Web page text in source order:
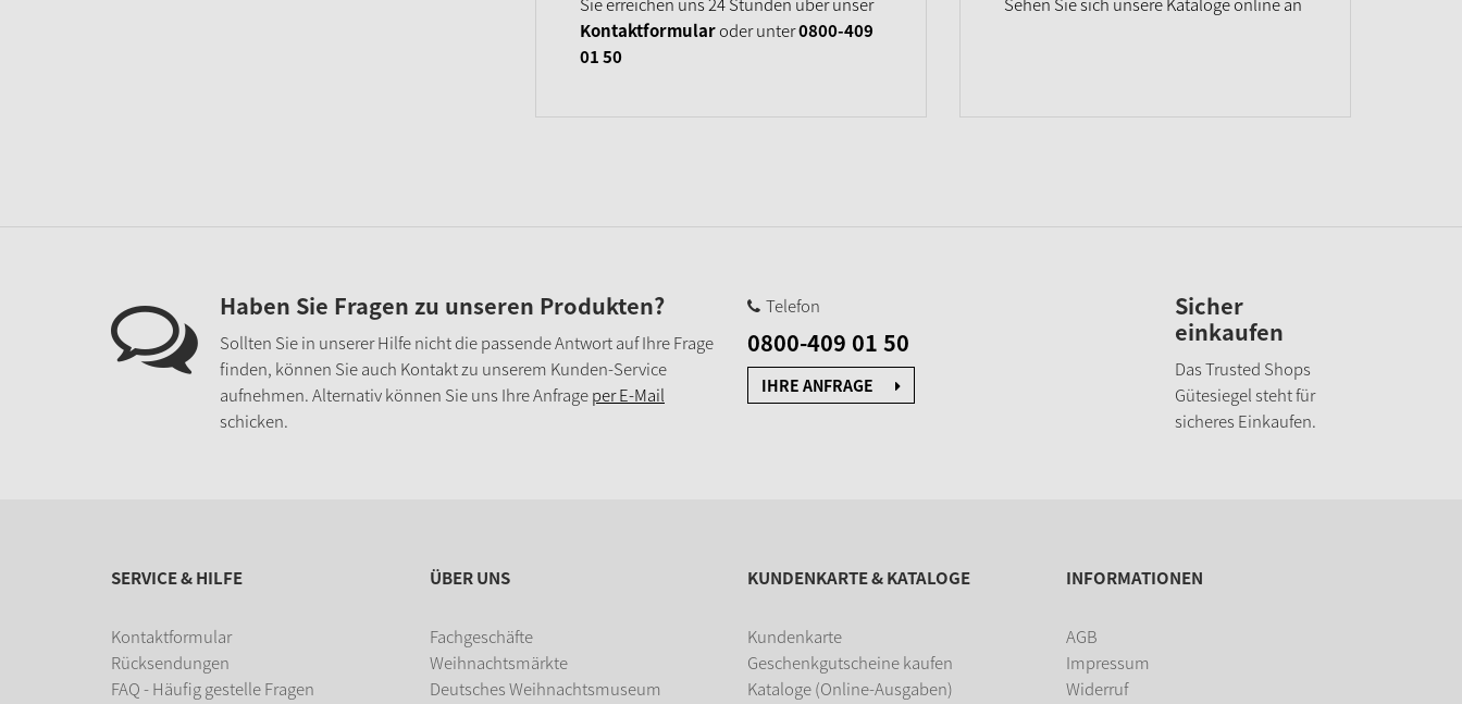
Kontaktformularoder unter0800-409
01 50
Haben Sie Fragen zu unseren Produkten?
Sollten Sie in unserer Hilfe nicht die passende Antwort auf Ihre Frage
finden, können Sie auch Kontakt zu unserem Kunden-Service
aufnehmen. Alternativ können Sie uns Ihre Anfrageper E-Mail
schicken.
Telefon
0800-409 01 50
IHRE ANFRAGE
Sicher
einkaufen
Das Trusted Shops
Gütesiegel steht für
sicheres Einkaufen.
SERVICE & HILFE
Kontaktformular
Rücksendungen
FAQ - Häufig gestelle Fragen
ÜBER UNS
Fachgeschäfte
Weihnachtsmärkte
Deutsches Weihnachtsmuseum
KUNDENKARTE & KATALOGE
Kundenkarte
Geschenkgutscheine kaufen
Kataloge (Online-Ausgaben)
INFORMATIONEN
AGB
Impressum
Widerruf